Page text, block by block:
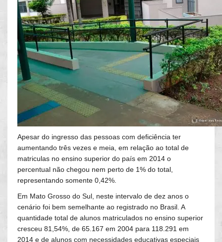
Apesar do ingresso das pessoas com deficiência ter
aumentando três vezes e meia, em relação ao total de
matriculas no ensino superior do país em 2014 o
percentual não chegou nem perto de 1% do total,
representando somente 0,42%.
Em Mato Grosso do Sul, neste intervalo de dez anos o
cenário foi bem semelhante ao registrado no Brasil. A
quantidade total de alunos matriculados no ensino superior
cresceu 81,54%, de 65.167 em 2004 para 118.291 em
2014 e de alunos com necessidades educativas especiais